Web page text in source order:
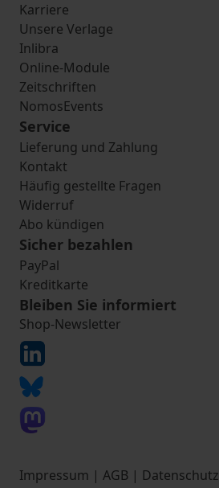
Karriere
Unsere Verlage
Inlibra
Online-Module
Zeitschriften
NomosEvents
Service
Lieferung und Zahlung
Kontakt
Häufig gestellte Fragen
Widerruf
Abo kündigen
Sicher bezahlen
PayPal
Kreditkarte
Bleiben Sie informiert
Shop-Newsletter
Impressum | AGB | Datenschutz